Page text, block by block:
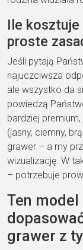
Ile kosztuje
proste
Jeśli pytają
najuczciwsza
ale wszystko da
powiedzą
bardziej
(jasny, ciemny,
grawer – a my
wizualizację. W
– potrzebuje
Ten
grawer z